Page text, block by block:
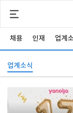
채용 인재 업계
업계소식